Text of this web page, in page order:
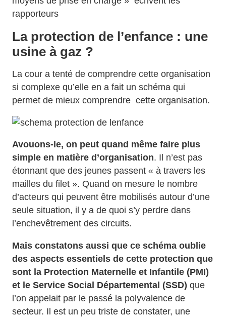
rapporteurs
La protection de l’enfance : une
usine à gaz ?
La cour a tenté de comprendre cette organisation
si complexe qu’elle en a fait un schéma qui
permet de mieux comprendre cette organisation.
Avouons-le, on peut quand même faire plus
simple en matière d’organisation. Il n’est pas
étonnant que des jeunes passent « à travers les
mailles du filet ». Quand on mesure le nombre
d’acteurs qui peuvent être mobilisés autour d’une
seule situation, il y a de quoi s’y perdre dans
l’enchevêtrement des circuits.
Mais constatons aussi que ce schéma oublie
des aspects essentiels de cette protection que
sont la Protection Maternelle et Infantile (PMI)
et le Service Social Départemental (SSD) que
l’on appelait par le passé la polyvalence de
secteur. Il est un peu triste de constater, une